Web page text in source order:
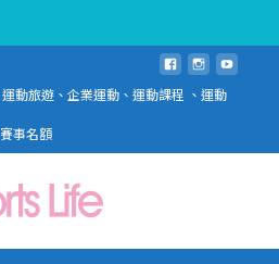
動旅遊、企業運動、運動課程 、運動
事名額